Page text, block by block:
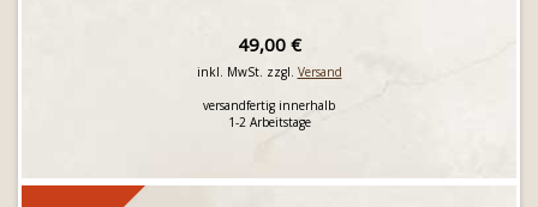
49,00 €
inkl. MwSt. zzgl. Versand
versandfertig innerhalb
1-2 Arbeitstage